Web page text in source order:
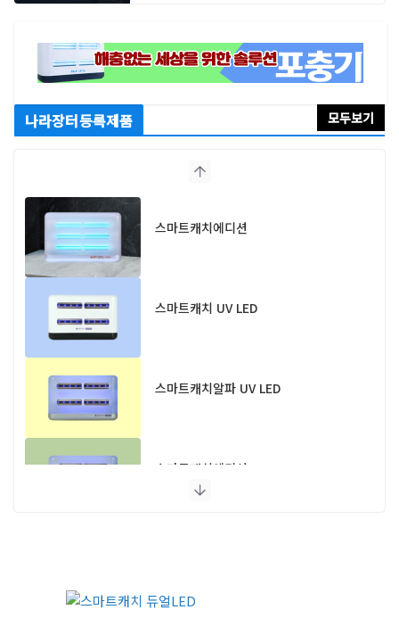
나라장터등록제품 모두보기
스마트캐치에디션
스마트캐치 UV LED
스마트캐치알파 UV LED
스마트캐치에디션 UV LED
모스포커스